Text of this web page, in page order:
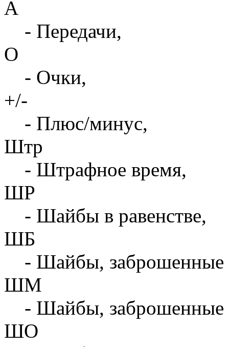
А
- Передачи,
О
- Очки,
+/-
- Плюс/минус,
Штр
- Штрафное время,
ШР
- Шайбы в равенстве,
ШБ
- Шайбы, заброшенные
ШМ
- Шайбы, заброшенные
ШО